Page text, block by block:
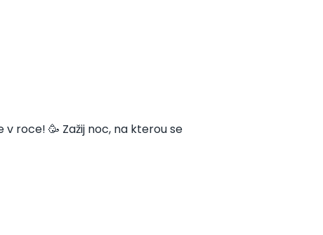
roce! 🥳 Zažij noc, na kterou se